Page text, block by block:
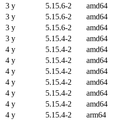
3 y
5.15.6-2 amd64
3 y
5.15.6-2 amd64
3 y
5.15.6-2 amd64
3 y
5.15.4-2 amd64
4 y
5.15.4-2 amd64
4 y
5.15.4-2 amd64
4 y
5.15.4-2 amd64
4 y
5.15.4-2 amd64
4 y
5.15.4-2 amd64
4 y
5.15.4-2 amd64
4 y
5.15.4-2 arm64